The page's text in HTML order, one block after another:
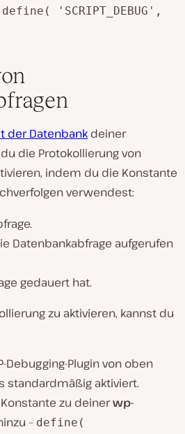
define( 'SCRIPT_DEBUG',
der Datenbank deiner
die Protokollierung von
indem du die Konstante
verwendest:
Datenbankabfrage aufgerufen
gedauert hat.
zu aktivieren, kannst du
Debugging-Plugin von oben
standardmäßig aktiviert.
zu deinerwp-
– define(